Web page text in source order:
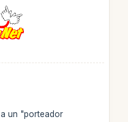
un "porteador